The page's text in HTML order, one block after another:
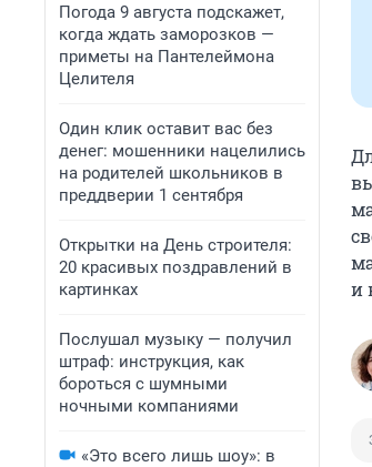
Погода 9 августа подскажет,
когда ждать заморозков —
приметы на Пантелеймона
Целителя
Один клик оставит вас без
денег: мошенники нацелились
на родителей школьников в
преддверии 1 сентября
Открытки на День строителя:
20 красивых поздравлений в
картинках
Послушал музыку — получил
штраф: инструкция, как
бороться с шумными
ночными компаниями
«Это всего лишь шоу»: в
и